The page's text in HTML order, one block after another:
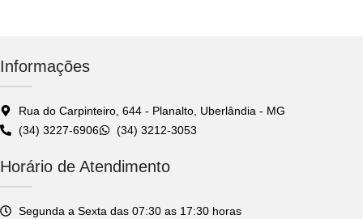
Informações
Rua do Carpinteiro, 644 - Planalto, Uberlândia - MG
(34) 3227-6906
(34) 3212-3053
Horário de Atendimento
Segunda a Sexta das 07:30 as 17:30 horas